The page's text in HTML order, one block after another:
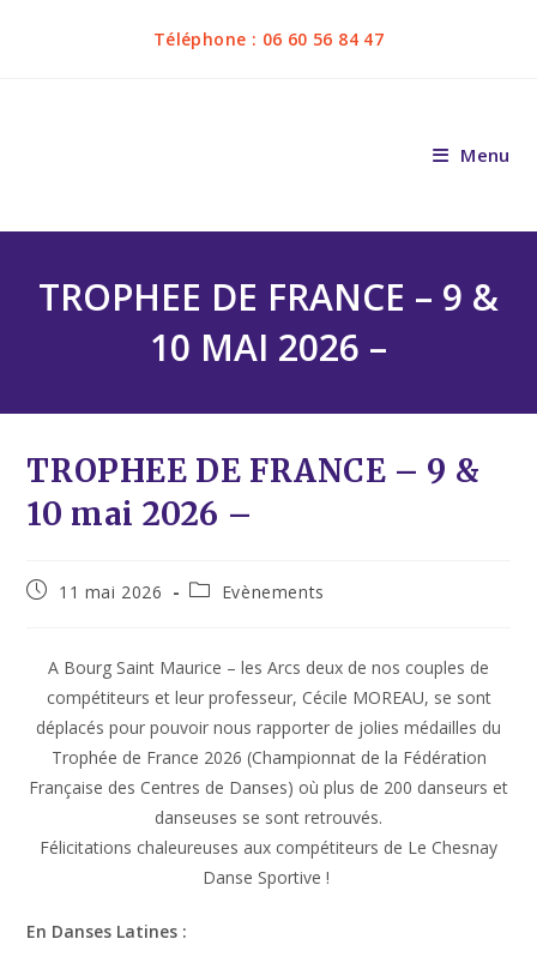
Téléphone : 06 60 56 84 47
Menu
TROPHEE DE FRANCE – 9 &
10 MAI 2026 –
TROPHEE DE FRANCE – 9 &
10 mai 2026 –
11 mai 2026 Evènements
A Bourg Saint Maurice – les Arcs deux de nos couples de
compétiteurs et leur professeur, Cécile MOREAU, se sont
déplacés pour pouvoir nous rapporter de jolies médailles du
Trophée de France 2026 (Championnat de la Fédération
Française des Centres de Danses) où plus de 200 danseurs et
danseuses se sont retrouvés.
Félicitations chaleureuses aux compétiteurs de Le Chesnay
Danse Sportive !
En Danses Latines :